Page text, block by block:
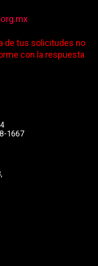
de tus solicitudes no
con la respuesta
1667